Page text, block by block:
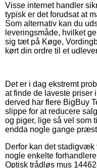
Visse internet handler
typisk er det forudsat at
Som alternativ kan du
leveringsmåde, hvilket
sig tæt på Køge,
kørt din ordre til et
Det er i dag ekstremt
at finde de laveste priser
derved har flere BigBuy
slippe for at reducere
og piger, lige så vel som
endda nogle gange
Derfor kan det
nogle enkelte
Optisk trådløs mus